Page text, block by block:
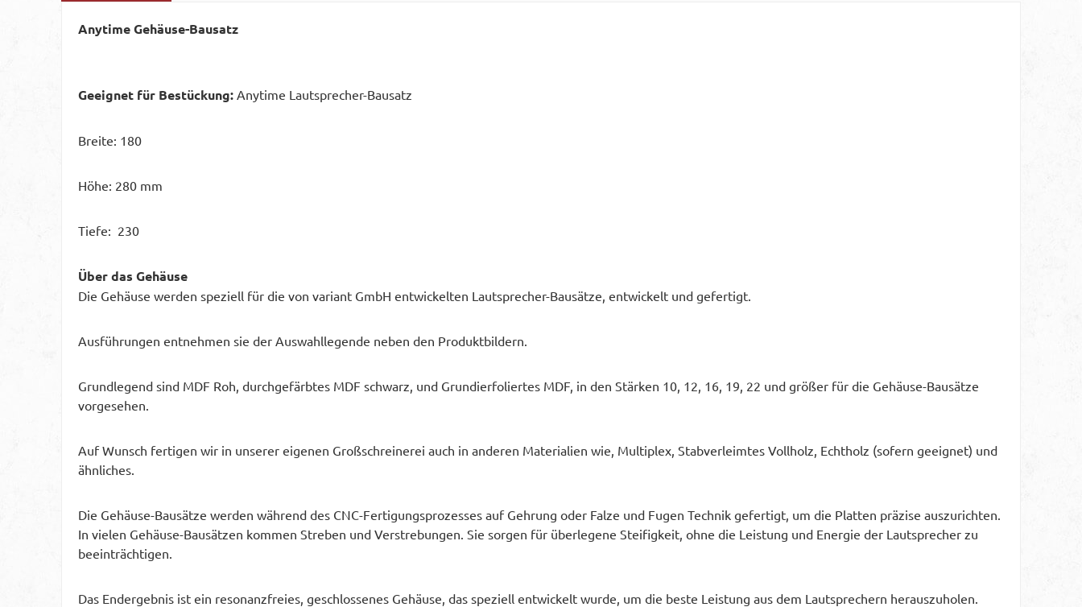
Anytime Gehäuse-Bausatz
Geeignet für Bestückung: Anytime Lautsprecher-Bausatz
Breite: 180
Höhe: 280 mm
Tiefe: 230
Über das Gehäuse
Die Gehäuse werden speziell für die von variant GmbH entwickelten Lautsprecher-Bausätze, entwickelt und gefertigt.
Ausführungen entnehmen sie der Auswahllegende neben den Produktbildern.
Grundlegend sind MDF Roh, durchgefärbtes MDF schwarz, und Grundierfoliertes MDF, in den Stärken 10, 12, 16, 19, 22 und größer für die Gehäuse-Bausätze
vorgesehen.
Auf Wunsch fertigen wir in unserer eigenen Großschreinerei auch in anderen Materialien wie, Multiplex, Stabverleimtes Vollholz, Echtholz (sofern geeignet) und
ähnliches.
Die Gehäuse-Bausätze werden während des CNC-Fertigungsprozesses auf Gehrung oder Falze und Fugen Technik gefertigt, um die Platten präzise auszurichten.
In vielen Gehäuse-Bausätzen kommen Streben und Verstrebungen. Sie sorgen für überlegene Steifigkeit, ohne die Leistung und Energie der Lautsprecher zu
beeinträchtigen.
Das Endergebnis ist ein resonanzfreies, geschlossenes Gehäuse, das speziell entwickelt wurde, um die beste Leistung aus dem Lautsprechern herauszuholen.